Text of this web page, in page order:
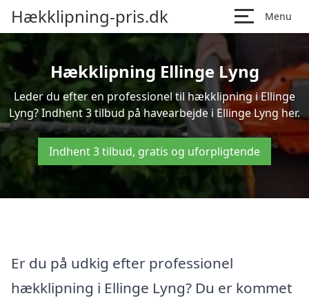
Hækklipning-pris.dk Menu
Hækklipning Ellinge Lyng
Leder du efter en professionel til hækklipning i Ellinge
Lyng? Indhent 3 tilbud på havearbejde i Ellinge Lyng her.
Indhent 3 tilbud, gratis og uforpligtende
Er du på udkig efter professionel
hækklipning i Ellinge Lyng? Du er kommet